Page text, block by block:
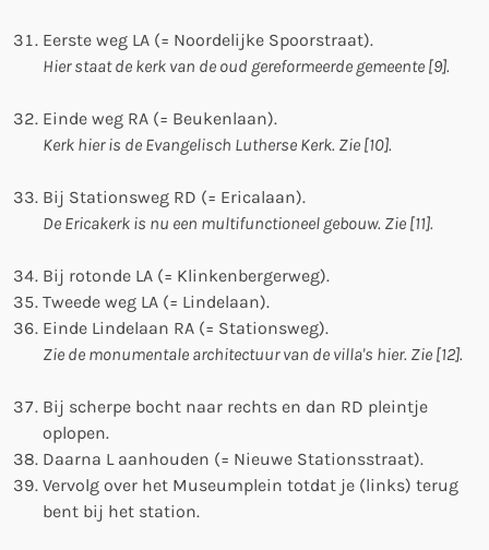
Eerste weg LA (= Noordelijke Spoorstraat).
Hier staat de kerk van de oud gereformeerde gemeente [9].
Einde weg RA (= Beukenlaan).
Kerk hier is de Evangelisch Lutherse Kerk. Zie [10].
Bij Stationsweg RD (= Ericalaan).
De Ericakerk is nu een multifunctioneel gebouw. Zie [11].
Bij rotonde LA (= Klinkenbergerweg).
Tweede weg LA (= Lindelaan).
Einde Lindelaan RA (= Stationsweg).
Zie de monumentale architectuur van de villa's hier. Zie [12].
Bij scherpe bocht naar rechts en dan RD pleintje
oplopen.
Daarna L aanhouden (= Nieuwe Stationsstraat).
Vervolg over het Museumplein totdat je (links) terug
bent bij het station.